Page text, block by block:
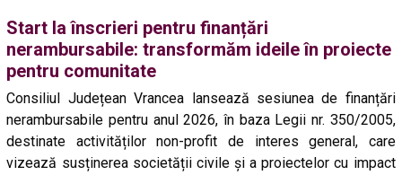
Start la înscrieri pentru finanțări
nerambursabile: transformăm ideile în proiecte
pentru comunitate
Consiliul Județean Vrancea lansează sesiunea de finanțări
nerambursabile pentru anul 2026, în baza Legii nr. 350/2005,
destinate activităților non-profit de interes general, care
vizează susținerea societății civile și a proiectelor cu impact